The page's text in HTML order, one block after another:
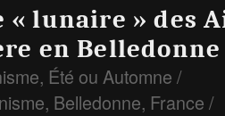
« lunaire » des
en Belledonne
, Été ou Automne /
, Belledonne, France /